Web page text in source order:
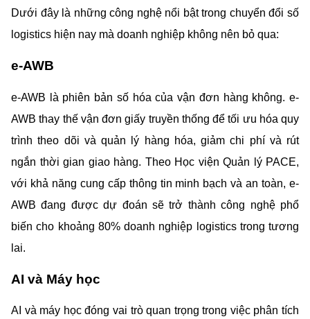
Dưới đây là những công nghệ nổi bật trong chuyển đổi số
logistics hiện nay mà doanh nghiệp không nên bỏ qua:
e-AWB
e-AWB là phiên bản số hóa của vận đơn hàng không. e-
AWB thay thế vận đơn giấy truyền thống để tối ưu hóa quy
trình theo dõi và quản lý hàng hóa, giảm chi phí và rút
ngắn thời gian giao hàng. Theo Học viện Quản lý PACE,
với khả năng cung cấp thông tin minh bạch và an toàn, e-
AWB đang được dự đoán sẽ trở thành công nghệ phổ
biến cho khoảng 80% doanh nghiệp logistics trong tương
lai.
AI và Máy học
AI và máy học đóng vai trò quan trọng trong việc phân tích